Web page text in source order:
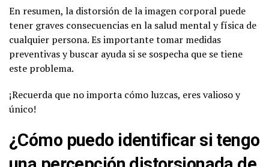
En resumen, la distorsión de la imagen corporal puede
tener graves consecuencias en la salud mental y física de
cualquier persona. Es importante tomar medidas
preventivas y buscar ayuda si se sospecha que se tiene
este problema.
¡Recuerda que no importa cómo luzcas, eres valioso y
único!
¿Cómo puedo identificar si tengo